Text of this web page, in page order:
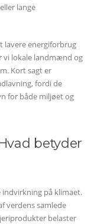
lange
lavere energiforbrug
lokale landmænd og
Kort sagt er
fordi de
for både miljøet og
betyder
indvirkning på klimaet.
verdens samlede
belaster